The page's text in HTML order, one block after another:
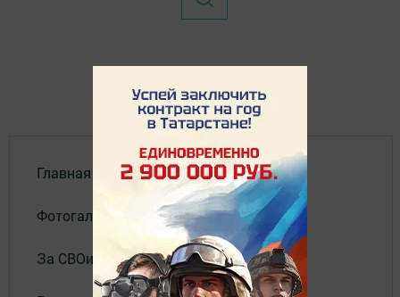
Главная
Фотогалереи
За СВОих